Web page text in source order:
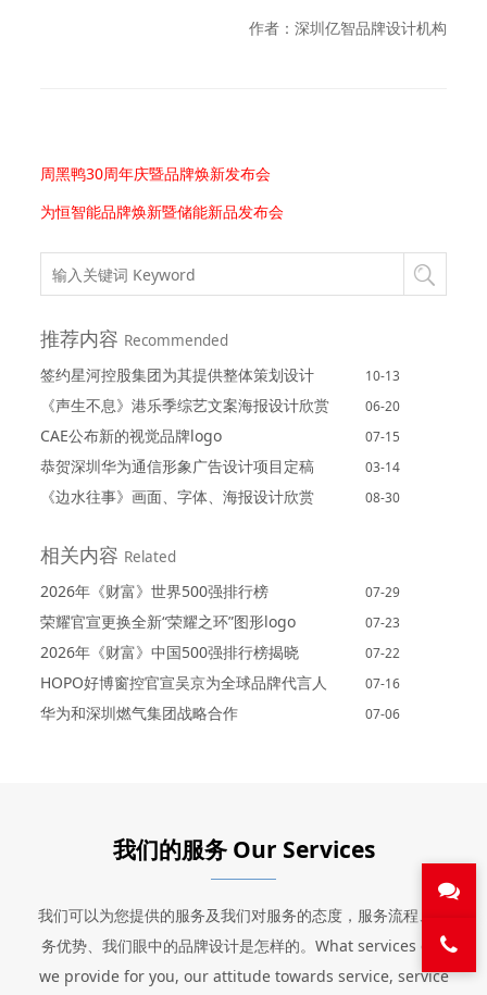
作者：深圳亿智品牌设计机构
周黑鸭30周年庆暨品牌焕新发布会
为恒智能品牌焕新暨储能新品发布会
推荐内容 Recommended
签约星河控股集团为其提供整体策划设计 10-13
《声生不息》港乐季综艺文案海报设计欣赏 06-20
CAE公布新的视觉品牌logo 07-15
恭贺深圳华为通信形象广告设计项目定稿 03-14
《边水往事》画面、字体、海报设计欣赏 08-30
相关内容 Related
2026年《财富》世界500强排行榜 07-29
荣耀官宣更换全新“荣耀之环”图形logo 07-23
2026年《财富》中国500强排行榜揭晓 07-22
HOPO好博窗控官宣吴京为全球品牌代言人 07-16
华为和深圳燃气集团战略合作 07-06
我们的服务 Our Services
我们可以为您提供的服务及我们对服务的态度，服务流程、服
务优势、我们眼中的品牌设计是怎样的。What services can
we provide for you, our attitude towards service, service